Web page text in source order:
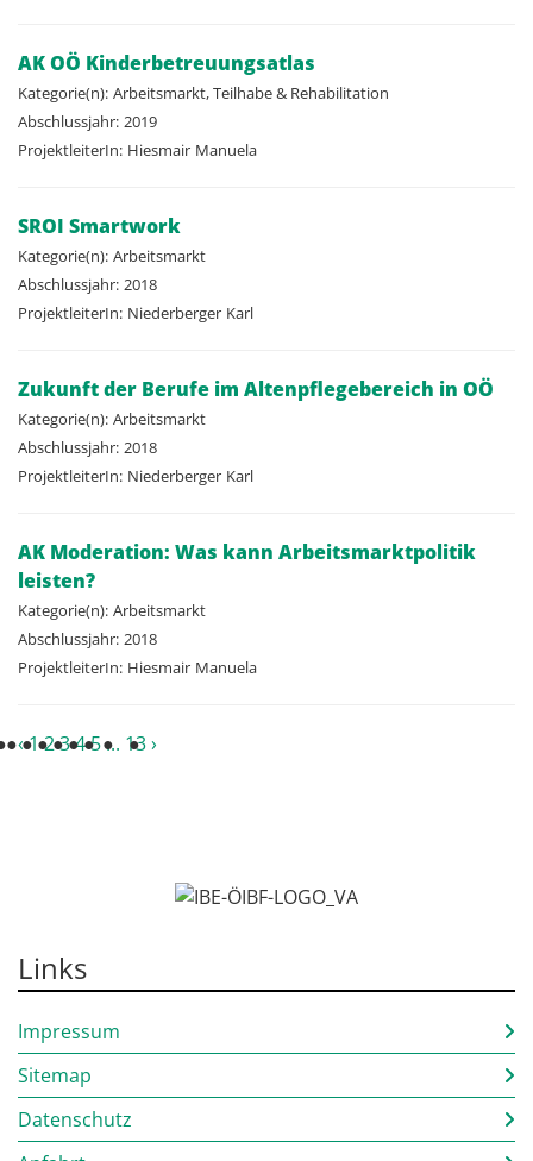
AK OÖ Kinderbetreuungsatlas
Kategorie(n): Arbeitsmarkt, Teilhabe & Rehabilitation
Abschlussjahr: 2019
ProjektleiterIn: Hiesmair Manuela
SROI Smartwork
Kategorie(n): Arbeitsmarkt
Abschlussjahr: 2018
ProjektleiterIn: Niederberger Karl
Zukunft der Berufe im Altenpflegebereich in OÖ
Kategorie(n): Arbeitsmarkt
Abschlussjahr: 2018
ProjektleiterIn: Niederberger Karl
AK Moderation: Was kann Arbeitsmarktpolitik
leisten?
Kategorie(n): Arbeitsmarkt
Abschlussjahr: 2018
ProjektleiterIn: Hiesmair Manuela
‹12345... 13›
Links
Impressum
Sitemap
Datenschutz